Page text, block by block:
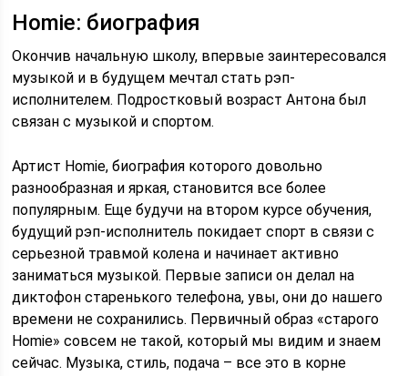
Homie: биография
Окончив начальную школу, впервые заинтересовался
музыкой и в будущем мечтал стать рэп-
исполнителем. Подростковый возраст Антона был
связан с музыкой и спортом.
Артист Homie, биография которого довольно
разнообразная и яркая, становится все более
популярным. Еще будучи на втором курсе обучения,
будущий рэп-исполнитель покидает спорт в связи с
серьезной травмой колена и начинает активно
заниматься музыкой. Первые записи он делал на
диктофон старенького телефона, увы, они до нашего
времени не сохранились. Первичный образ «старого
Homie» совсем не такой, который мы видим и знаем
сейчас. Музыка, стиль, подача – все это в корне